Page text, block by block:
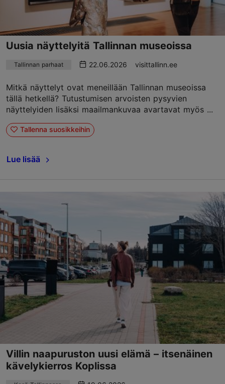
Uusia näyttelyitä Tallinnan museoissa
Tallinnan parhaat 22.06.2026 visittallinn.ee
Mitkä näyttelyt ovat meneillään Tallinnan museoissa
tällä hetkellä? Tutustumisen arvoisten pysyvien
näyttelyiden lisäksi maailmankuvaa avartavat myös ...
Tallenna suosikkeihin
Lue lisää
Villin naapuruston uusi elämä – itsenäinen
kävelykierros Koplissa